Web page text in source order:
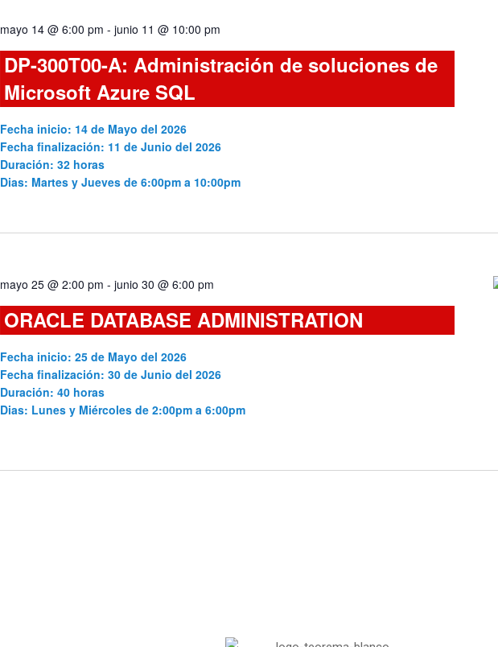
mayo 14 @ 6:00 pm - junio 11 @ 10:00 pm
DP-300T00-A: Administración de soluciones de
Microsoft Azure SQL
Fecha inicio: 14 de Mayo del 2026
Fecha finalización: 11 de Junio del 2026
Duración: 32 horas
Dias: Martes y Jueves de 6:00pm a 10:00pm
mayo 25 @ 2:00 pm - junio 30 @ 6:00 pm
ORACLE DATABASE ADMINISTRATION
Fecha inicio: 25 de Mayo del 2026
Fecha finalización: 30 de Junio del 2026
Duración: 40 horas
Dias: Lunes y Miércoles de 2:00pm a 6:00pm